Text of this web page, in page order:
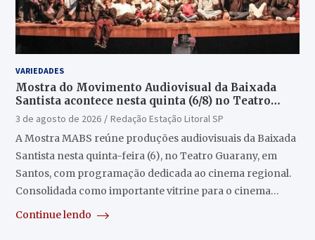
VARIEDADES
Mostra do Movimento Audiovisual da Baixada
Santista acontece nesta quinta (6/8) no Teatro
Guarany
3 de agosto de 2026
Redação Estação Litoral SP
A Mostra MABS reúne produções audiovisuais da Baixada
Santista nesta quinta-feira (6), no Teatro Guarany, em
Santos, com programação dedicada ao cinema regional.
Consolidada como importante vitrine para o cinema…
Continue lendo